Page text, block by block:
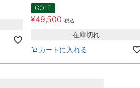
GOLF
¥49,500 税込
在庫切れ
カートに入れる